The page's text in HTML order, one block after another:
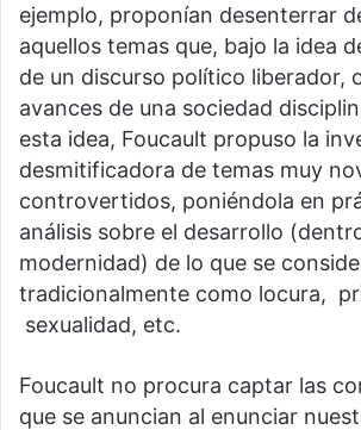
ejemplo, proponían desenterrar
aquellos temas que, bajo la idea
de un discurso político liberador,
avances de una sociedad
esta idea, Foucault propuso la
desmitificadora de temas muy
controvertidos, poniéndola en
análisis sobre el desarrollo
modernidad) de lo que se
tradicionalmente como locura,
sexualidad, etc.
Foucault no procura captar las
que se anuncian al enunciar